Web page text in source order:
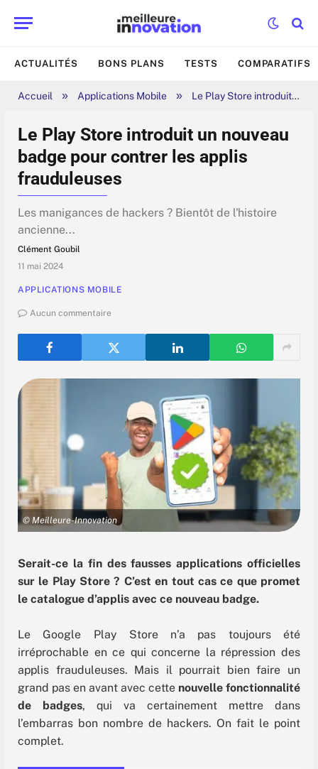
ACTUALITÉS BONS PLANS TESTS COMPARATIFS
Accueil » Applications Mobile » Le Play Store introduit un nouveau badge pour contrer les applis frauduleuses
Le Play Store introduit un nouveau
badge pour contrer les applis
frauduleuses
Les manigances de hackers ? Bientôt de l'histoire
ancienne...
Clément Goubil
11 mai 2024
APPLICATIONS MOBILE
Aucun commentaire
© Meilleure-Innovation
Serait-ce la fin des fausses applications officielles
sur le Play Store ? C’est en tout cas ce que promet
le catalogue d’applis avec ce nouveau badge.
Le Google Play Store n’a pas toujours été
irréprochable en ce qui concerne la répression des
applis frauduleuses. Mais il pourrait bien faire un
grand pas en avant avec cette nouvelle fonctionnalité
de badges, qui va certainement mettre dans
l’embarras bon nombre de hackers. On fait le point
complet.